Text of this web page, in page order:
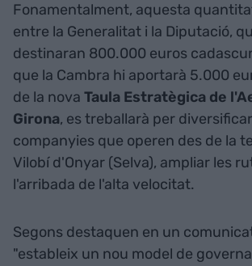
Fonamentalment, aquesta
entre la Generalitat i la Diputació,
destinaran 800.000 euros
que la Cambra hi aportarà 5.000
de la nova Taula Estratègica de
Girona, es treballarà per
companyies que operen des de la
Vilobí d'Onyar (Selva), ampliar les
l'arribada de l'alta velocitat.
Segons destaquen en un
"estableix un nou model de